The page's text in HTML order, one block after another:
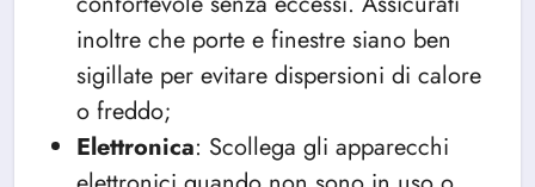
inoltre che porte e finestre siano ben
sigillate per evitare dispersioni di calore
o freddo;
Elettronica: Scollega gli apparecchi